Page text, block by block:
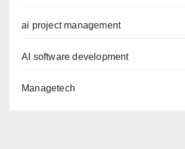
ai project management
AI software development
Managetech